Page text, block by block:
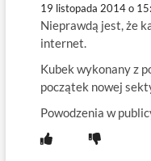
19 listopada 2014 o
Nieprawdą jest, że
internet.
Kubek wykonany z
początek nowej
Powodzenia w